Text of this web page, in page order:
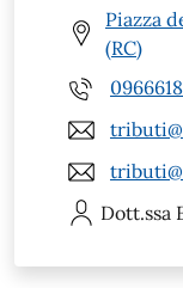
Piazza
(RC)
Dott.ssa